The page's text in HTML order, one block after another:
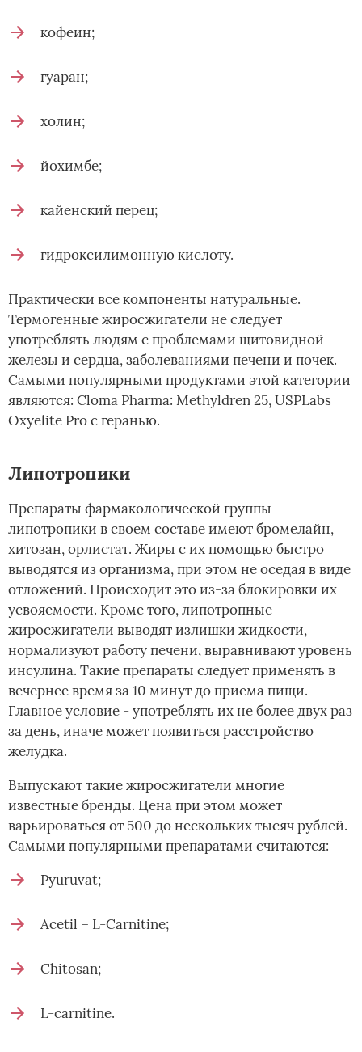
кофеин;
гуаран;
холин;
йохимбе;
кайенский перец;
гидроксилимонную кислоту.
Практически все компоненты натуральные.
Термогенные жиросжигатели не следует
употреблять людям с проблемами щитовидной
железы и сердца, заболеваниями печени и почек.
Самыми популярными продуктами этой категории
являются: Cloma Pharma: Methyldren 25, USPLabs
Oxyelite Pro с геранью.
Липотропики
Препараты фармакологической группы
липотропики в своем составе имеют бромелайн,
хитозан, орлистат. Жиры с их помощью быстро
выводятся из организма, при этом не оседая в виде
отложений. Происходит это из-за блокировки их
усвояемости. Кроме того, липотропные
жиросжигатели выводят излишки жидкости,
нормализуют работу печени, выравнивают уровень
инсулина. Такие препараты следует применять в
вечернее время за 10 минут до приема пищи.
Главное условие - употреблять их не более двух раз
за день, иначе может появиться расстройство
желудка.
Выпускают такие жиросжигатели многие
известные бренды. Цена при этом может
варьироваться от 500 до нескольких тысяч рублей.
Самыми популярными препаратами считаются:
Pyuruvat;
Acetil – L-Carnitine;
Chitosan;
L-carnitine.